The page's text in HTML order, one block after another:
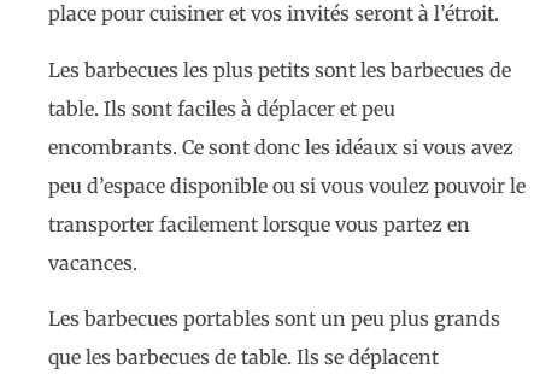
place pour cuisiner et vos invités seront à l’étroit.
Les barbecues les plus petits sont les barbecues de
table. Ils sont faciles à déplacer et peu
encombrants. Ce sont donc les idéaux si vous avez
peu d’espace disponible ou si vous voulez pouvoir le
transporter facilement lorsque vous partez en
vacances.
Les barbecues portables sont un peu plus grands
que les barbecues de table. Ils se déplacent